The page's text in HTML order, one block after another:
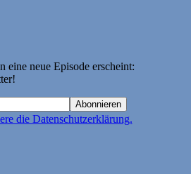
eine neue Episode erscheint:
die Datenschutzerklärung.